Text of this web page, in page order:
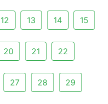
12 13 14 15
20 21 22
27 28 29